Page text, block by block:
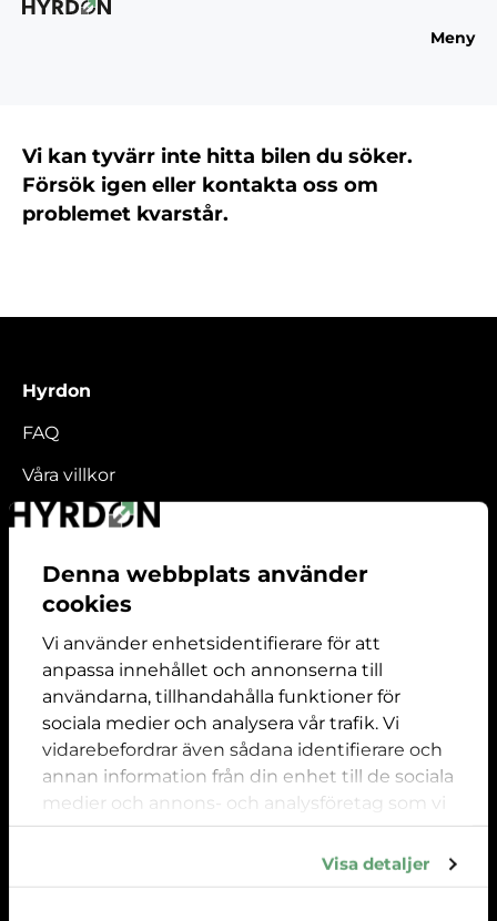
Denna webbplats använder
cookies
Vi använder enhetsidentifierare för att
anpassa innehållet och annonserna till
användarna, tillhandahålla funktioner för
sociala medier och analysera vår trafik. Vi
vidarebefordrar även sådana identifierare och
annan information från din enhet till de sociala
medier och annons- och analysföretag som vi
samarbetar med. Dessa kan i sin tur
kombinera informationen med annan
information som du har tillhandahållit eller
Visa detaljer
Meny
Vi kan tyvärr inte hitta bilen du söker.
Försök igen eller kontakta oss om
problemet kvarstår.
Hyrdon
FAQ
Våra villkor
Wear & Tear Guide
Våra anläggningar
Kontaktuppgifter
Mån-fre 09:00-18:00 Lördag 10:00 -16:00 Strängnäs
08 24 65 00
Följ oss